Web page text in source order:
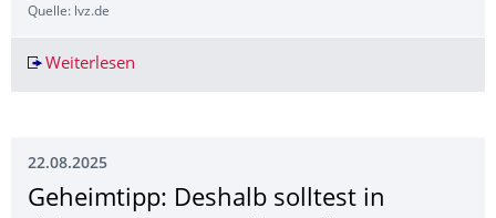
Quelle: lvz.de
Weiterlesen
22.08.2025
Geheimtipp: Deshalb solltest in